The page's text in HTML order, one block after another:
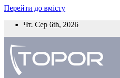
Перейти до вмісту
Чт. Сер 6th, 2026